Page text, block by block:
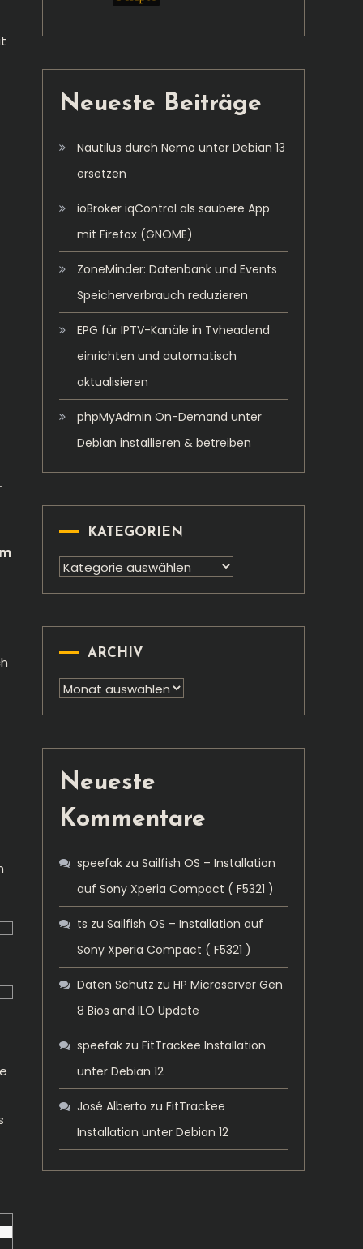
Neueste Beiträge
Nautilus durch Nemo unter Debian 13
ersetzen
ioBroker iqControl als saubere App
mit Firefox (GNOME)
ZoneMinder: Datenbank und Events
Speicherverbrauch reduzieren
EPG für IPTV-Kanäle in Tvheadend
einrichten und automatisch
aktualisieren
phpMyAdmin On-Demand unter
Debian installieren & betreiben
KATEGORIEN
Kategorien
ARCHIV
Archiv
Neueste
Kommentare
speefak zu Sailfish OS – Installation
auf Sony Xperia Compact ( F5321 )
ts zu Sailfish OS – Installation auf
Sony Xperia Compact ( F5321 )
Daten Schutz zu HP Microserver Gen
8 Bios and ILO Update
speefak zu FitTrackee Installation
unter Debian 12
José Alberto zu FitTrackee
Installation unter Debian 12